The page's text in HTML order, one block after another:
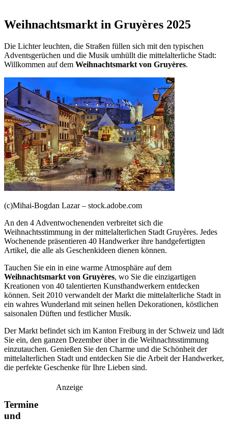
Weihnachtsmarkt in Gruyères 2025
Die Lichter leuchten, die Straßen füllen sich mit den typischen
Adventsgerüchen und die Musik umhüllt die mittelalterliche Stadt:
Willkommen auf dem Weihnachtsmarkt von Gruyères.
(c)Mihai-Bogdan Lazar – stock.adobe.com
An den 4 Adventwochenenden verbreitet sich die
Weihnachtsstimmung in der mittelalterlichen Stadt Gruyères. Jedes
Wochenende präsentieren 40 Handwerker ihre handgefertigten
Artikel, die alle als Geschenkideen dienen können.
Tauchen Sie ein in eine warme Atmosphäre auf dem
Weihnachtsmarkt von Gruyères, wo Sie die einzigartigen
Kreationen von 40 talentierten Kunsthandwerkern entdecken
können. Seit 2010 verwandelt der Markt die mittelalterliche Stadt in
ein wahres Wunderland mit seinen hellen Dekorationen, köstlichen
saisonalen Düften und festlicher Musik.
Der Markt befindet sich im Kanton Freiburg in der Schweiz und lädt
Sie ein, den ganzen Dezember über in die Weihnachtsstimmung
einzutauchen. Genießen Sie den Charme und die Schönheit der
mittelalterlichen Stadt und entdecken Sie die Arbeit der Handwerker,
die perfekte Geschenke für Ihre Lieben sind.
Anzeige
Termine
und